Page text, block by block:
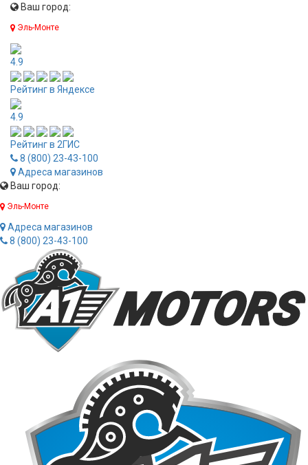
Ваш город:
Эль-Монте
4.9
Рейтинг в Яндексе
4.9
Рейтинг в 2ГИС
8 (800) 23-43-100
Адреса магазинов
Ваш город:
Эль-Монте
Адреса магазинов
8 (800) 23-43-100